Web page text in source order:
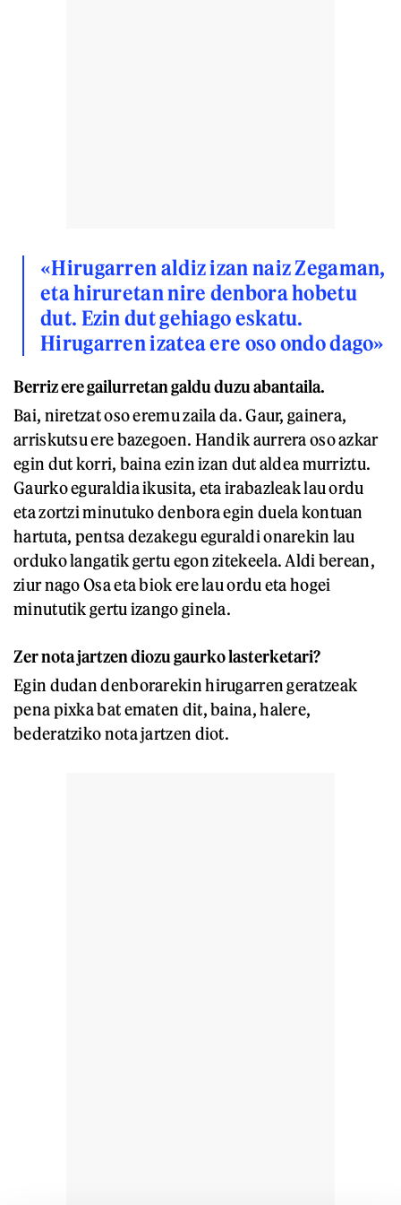
«Hirugarren aldiz izan naiz Zegaman,
eta hiruretan nire denbora hobetu
dut. Ezin dut gehiago eskatu.
Hirugarren izatea ere oso ondo dago»
Berriz ere gailurretan galdu duzu abantaila.
Bai, niretzat oso eremu zaila da. Gaur, gainera,
arriskutsu ere bazegoen. Handik aurrera oso azkar
egin dut korri, baina ezin izan dut aldea murriztu.
Gaurko eguraldia ikusita, eta irabazleak lau ordu
eta zortzi minutuko denbora egin duela kontuan
hartuta, pentsa dezakegu eguraldi onarekin lau
orduko langatik gertu egon zitekeela. Aldi berean,
ziur nago Osa eta biok ere lau ordu eta hogei
minututik gertu izango ginela.
Zernota jartzen diozu gaurko lasterketari?
Egin dudan denborarekin hirugarren geratzeak
pena pixka bat ematen dit, baina, halere,
bederatziko nota jartzen diot.